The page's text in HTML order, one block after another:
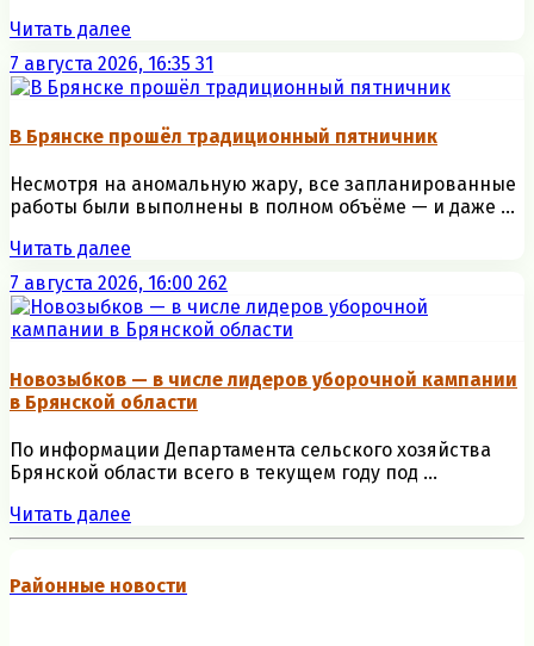
Читать далее
7 августа 2026, 16:35 31
В Брянске прошёл традиционный пятничник
Несмотря на аномальную жару, все запланированные
работы были выполнены в полном объёме — и даже ...
Читать далее
7 августа 2026, 16:00 262
Новозыбков — в числе лидеров уборочной кампании
в Брянской области
По информации Департамента сельского хозяйства
Брянской области всего в текущем году под ...
Читать далее
Районные новости